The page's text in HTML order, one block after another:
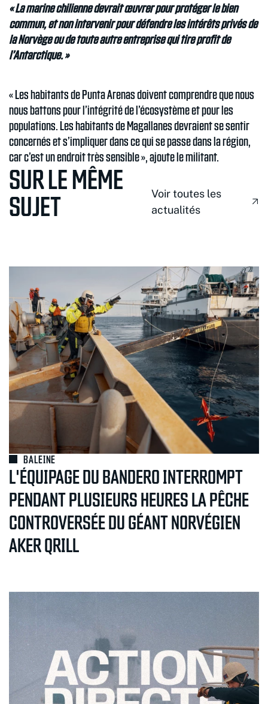
« La marine chilienne devrait œuvrer pour protéger le bien
commun, et non intervenir pour défendre les intérêts privés de
la Norvège ou de toute autre entreprise qui tire profit de
l’Antarctique. »
« Les habitants de Punta Arenas doivent comprendre que nous
nous battons pour l’intégrité de l’écosystème et pour les
populations. Les habitants de Magallanes devraient se sentir
concernés et s’impliquer dans ce qui se passe dans la région,
car c’est un endroit très sensible », ajoute le militant.
SUR LE MÊME
SUJET
Voir toutes les
actualités
BALEINE
L'ÉQUIPAGE DU BANDERO INTERROMPT
PENDANT PLUSIEURS HEURES LA PÊCHE
CONTROVERSÉE DU GÉANT NORVÉGIEN
AKER QRILL